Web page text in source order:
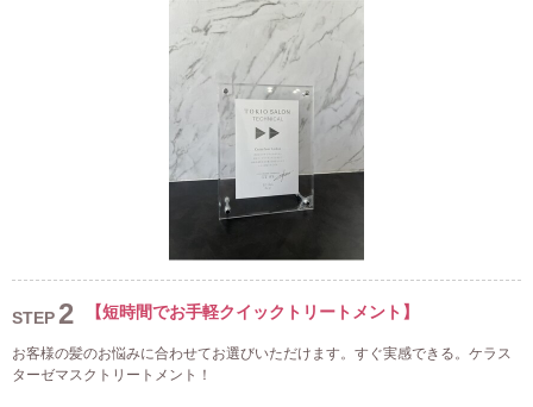
STEP2 【短時間でお手軽クイックトリートメント】
お客様の髪のお悩みに合わせてお選びいただけます。すぐ実感できる。ケラス
ターゼマスクトリートメント！